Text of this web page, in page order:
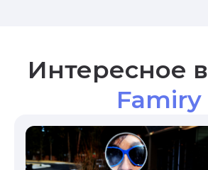
Интересное в
Famiry